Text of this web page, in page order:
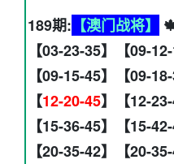
189期: 【澳门战将】
【03-23-35】【09-
【09-15-45】【09-
【12-20-45】【12-
【15-36-45】【15-
【20-35-42】【20-